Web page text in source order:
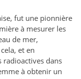
fut une pionnière
à mesurer les
de mer,
et en
radioactives dans
à obtenir un